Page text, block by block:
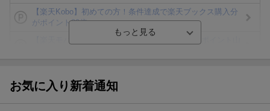
【楽天Kobo】初めての方！条件達成で楽天ブックス購入分
がポイント20倍
ト山分け
お気に入り新着通知